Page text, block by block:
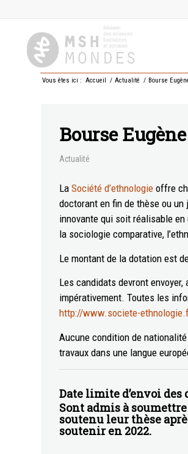
Vous êtes ici : Accueil / Actualité / Bourse
Bourse
Actualité
La Société d’ethnologie offre
doctorant en fin de thèse ou
innovante qui soit réalisable
la sociologie comparative,
Le montant de la dotation est
Les candidats devront
impérativement. Toutes les
http://www.societe-
Aucune condition de
travaux dans une langue
Date limite d’envoi des
Sont admis à
soutenu leur thèse
soutenir en 2022.